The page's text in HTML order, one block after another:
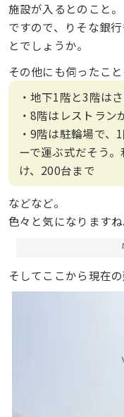
施設が入るとのこと。
ですので、りそな銀
とでしょうか。
その他にも伺ったこ
・地下1階と3階は
・8階はレストラン
・9階は駐輪場で、
ーで運ぶ式だそう
け、200台まで
などなど。
色々と気になりますね
そしてここから現在